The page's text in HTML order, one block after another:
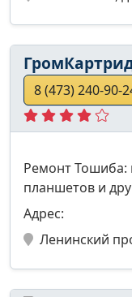
8 (473) 240-90-
Ремонт Тошиба:
планшетов и
Адрес:
Ленинский